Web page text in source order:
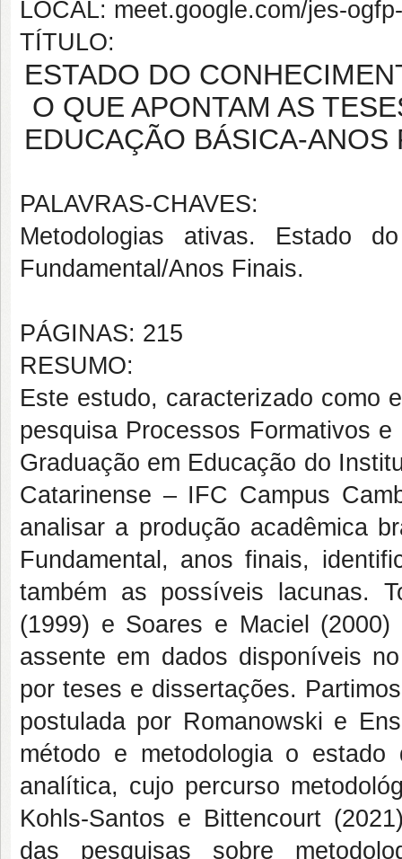
LOCAL: meet.google.com/jes-
TÍTULO:
ESTADO DO
O QUE APONTAM AS
EDUCAÇÃO BÁSICA-
PALAVRAS-CHAVES:
Metodologias ativas. Estado
Fundamental/Anos Finais.
PÁGINAS: 215
RESUMO:
Este estudo, caracterizado como
pesquisa Processos Formativos
Graduação em Educação do
Catarinense – IFC Campus
analisar a produção acadêmica
Fundamental, anos finais,
também as possíveis lacunas.
(1999) e Soares e Maciel
assente em dados disponíveis
por teses e dissertações.
postulada por Romanowski e
método e metodologia o estado
analítica, cujo percurso
Kohls-Santos e Bittencourt
das pesquisas sobre